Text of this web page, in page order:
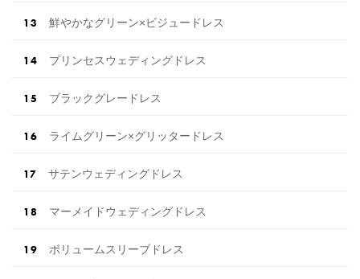
鮮やかなグリーン×ビジュードレス
プリンセスウェディングドレス
ブラックグレードレス
ライムグリーン×グリッタードレス
サテンウェディングドレス
マーメイドウェディングドレス
ボリュームスリーブドレス